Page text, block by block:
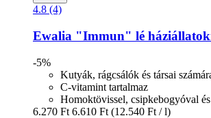
4.8 (4)
Ewalia "Immun" lé
-5%
Kutyák, rágcsálók és társai
C-vitamint tartalmaz
Homoktövissel, csipkebogyóval
6.270 Ft 6.610 Ft (12.540 Ft / l)